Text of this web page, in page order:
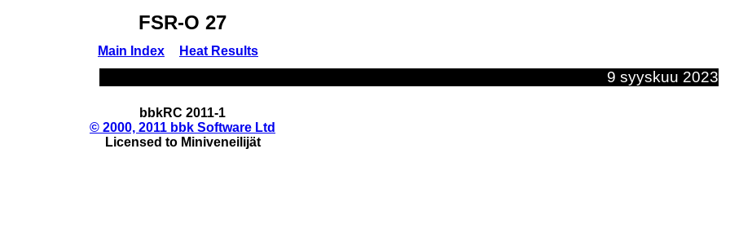
FSR-O 27
Main Index Heat Results
9 syyskuu 2023
bbkRC 2011-1
© 2000, 2011 bbk Software Ltd
Licensed to Miniveneilijät